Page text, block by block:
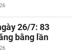
26/7: 83
bằng lần